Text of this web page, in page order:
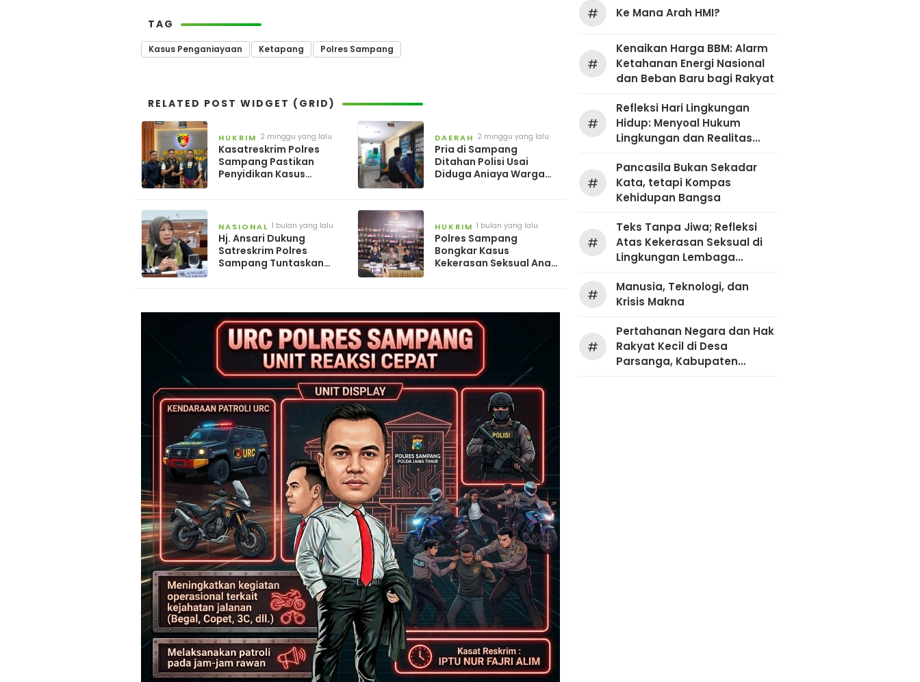
TAG
Kasus Penganiayaan Ketapang Polres Sampang
RELATED POST WIDGET (GRID)
HUKRIM 2 minggu yang lalu
Kasatreskrim Polres
Sampang Pastikan
Penyidikan Kasus
DAERAH 2 minggu yang lalu
Pria di Sampang
Ditahan Polisi Usai
Diduga Aniaya Warga
NASIONAL 1 bulan yang lalu
Hj. Ansari Dukung
Satreskrim Polres
Sampang Tuntaskan
HUKRIM 1 bulan yang lalu
Polres Sampang
Bongkar Kasus
Kekerasan Seksual Anak,
# Ke Mana Arah HMI?
#
Kenaikan Harga BBM: Alarm
Ketahanan Energi Nasional
dan Beban Baru bagi Rakyat
#
Refleksi Hari Lingkungan
Hidup: Menyoal Hukum
Lingkungan dan Realitas
#
Pancasila Bukan Sekadar
Kata, tetapi Kompas
Kehidupan Bangsa
#
Teks Tanpa Jiwa; Refleksi
Atas Kekerasan Seksual di
Lingkungan Lembaga
#
Manusia, Teknologi, dan
Krisis Makna
#
Pertahanan Negara dan Hak
Rakyat Kecil di Desa
Parsanga, Kabupaten